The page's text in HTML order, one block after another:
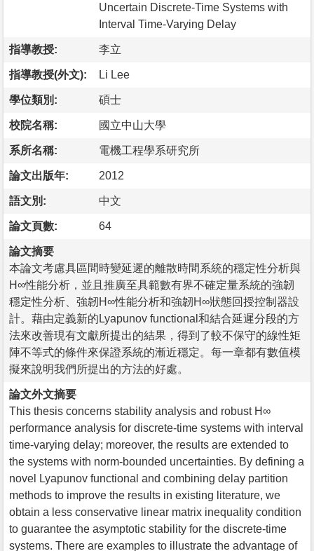
Uncertain Discrete-Time Systems with
Interval Time-Varying Delay
指導教授: 李立
指導教授(外文): Li Lee
學位類別: 碩士
校院名稱: 國立中山大學
系所名稱: 電機工程學系研究所
論文出版年: 2012
語文別: 中文
論文頁數: 64
論文摘要
本論文考慮具區間時變延遲的離散時間系統的穩定性分析與
H∞性能分析，並且推廣至具範數有界不確定量系統的強韌
穩定性分析、強韌H∞性能分析和強韌H∞狀態回授控制器設
計。藉由定義新的Lyapunov functional和結合延遲分段的方
法來改善現有文獻所提出的結果，得到了較不保守的線性矩
陣不等式的條件來保證系統的漸近穩定。每一章都有數值模
擬來說明我們所提出的方法的好處。
論文外文摘要
This thesis concerns stability analysis and robust H∞
performance analysis for discrete-time systems with interval
time-varying delay; moreover, the results are extended to
the systems with norm-bounded uncertainties. By defining a
novel Lyapunov functional and combining delay partition
methods to improve the results in existing literature, we
obtain a less conservative linear matrix inequality condition
to guarantee the asymptotic stability for the discrete-time
systems. There are examples to illustrate the advantage of